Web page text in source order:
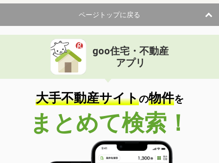
ページトップに戻る
goo住宅・不動産
アプリ
大手不動産サイトの物件を
まとめて検索！